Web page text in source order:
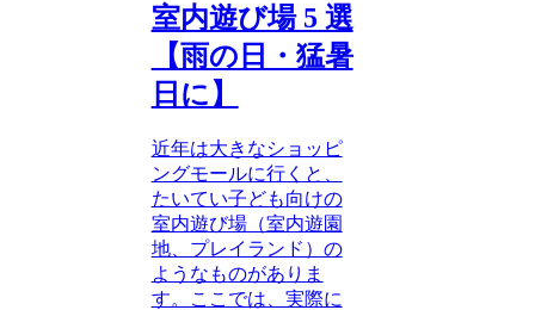
室内遊び場 5 選
【雨の日・猛暑
日に】
近年は大きなショッピ
ングモールに行くと、
たいてい子ども向けの
室内遊び場（室内遊園
地、プレイランド）の
ようなものがありま
す。ここでは、実際に